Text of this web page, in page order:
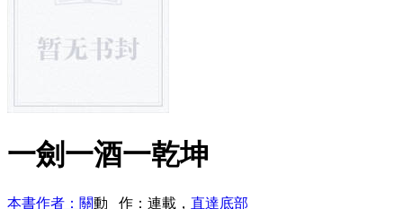
一劍一酒一乾坤
本書作者：關動 作：連載， 直達底部